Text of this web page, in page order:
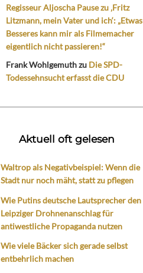
Regisseur Aljoscha Pause zu ‚Fritz
Litzmann, mein Vater und ich‘: „Etwas
Besseres kann mir als Filmemacher
eigentlich nicht passieren!“
Frank Wohlgemuthzu Die SPD-
Todessehnsucht erfasst die CDU
Aktuell oft gelesen
Waltrop als Negativbeispiel: Wenn die
Stadt nur noch mäht, statt zu pflegen
Wie Putins deutsche Lautsprecher den
Leipziger Drohnenanschlag für
antiwestliche Propaganda nutzen
Wie viele Bäcker sich gerade selbst
entbehrlich machen